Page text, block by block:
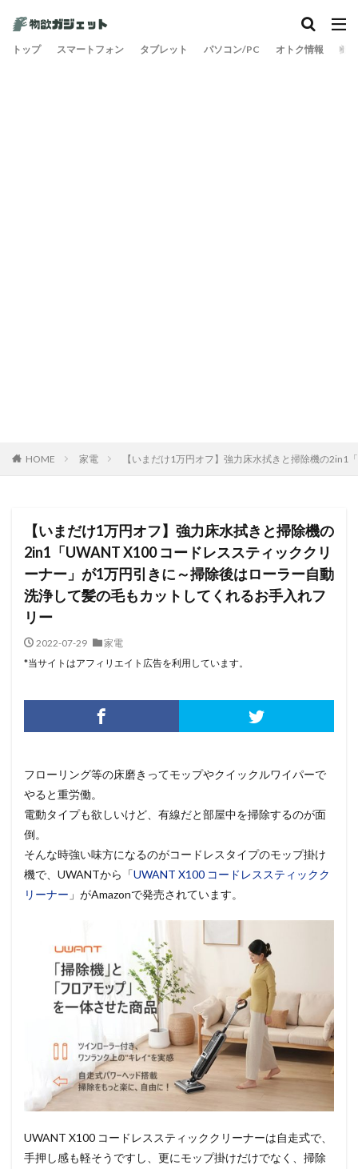
トップ スマートフォン タブレット パソコン/PC オトク情報 旅
HOME 家電 【いまだけ1万円オフ】強力床水拭きと掃除機の
【いまだけ1万円オフ】強力床水拭きと掃除機の
2in1「UWANT X100 コードレススティッククリ
ーナー」が1万円引きに～掃除後はローラー自動
洗浄して髪の毛もカットしてくれるお手入れフ
リー
2022-07-29
家電
*当サイトはアフィリエイト広告を利用しています。
フローリング等の床磨きってモップやクイックルワイパーで
やると重労働。
電動タイプも欲しいけど、有線だと部屋中を掃除するのが面
倒。
そんな時強い味方になるのがコードレスタイプのモップ掛け
機で、UWANTから「UWANT X100 コードレススティックク
リーナー 」がAmazonで発売されています。
UWANT X100 コードレススティッククリーナーは自走式で、
手押し感も軽そうですし、更にモップ掛けだけでなく、掃除
カテゴリー